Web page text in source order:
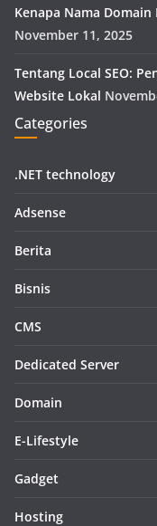
Kenapa Nama
November 11, 2025
Tentang Local SEO:
Website Lokal
Categories
.NET technology
Adsense
Berita
Bisnis
CMS
Dedicated Server
Domain
E-Lifestyle
Gadget
Hosting